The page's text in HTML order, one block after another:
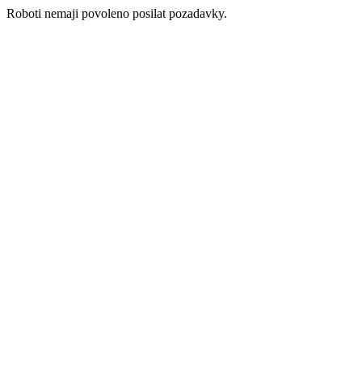
Roboti nemaji povoleno posilat pozadavky.